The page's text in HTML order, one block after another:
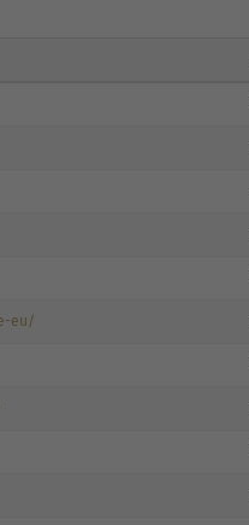
eu/